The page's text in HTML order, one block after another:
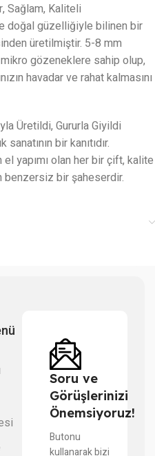
Sağlam, Kaliteli
ve doğal güzelliğiyle bilinen bir
üretilmiştir. 5-8 mm
gözeneklere sahip olup,
havadar ve rahat kalmasını
Üretildi, Gururla Giyildi
bir kanıtıdır.
yapımı olan her bir çift, kalite
benzersiz bir şaheserdir.
Soru ve
Görüşlerinizi
Önemsiyoruz!
Butonu
kullanarak bizi